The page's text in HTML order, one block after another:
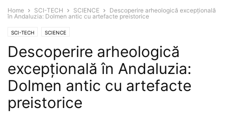
Home SCI-TECH SCIENCE
Descoperire arheologică excepțională
în Andaluzia: Dolmen antic cu artefacte preistorice
SCI-TECH SCIENCE
Descoperire arheologică
excepțională în Andaluzia:
Dolmen antic cu artefacte
preistorice